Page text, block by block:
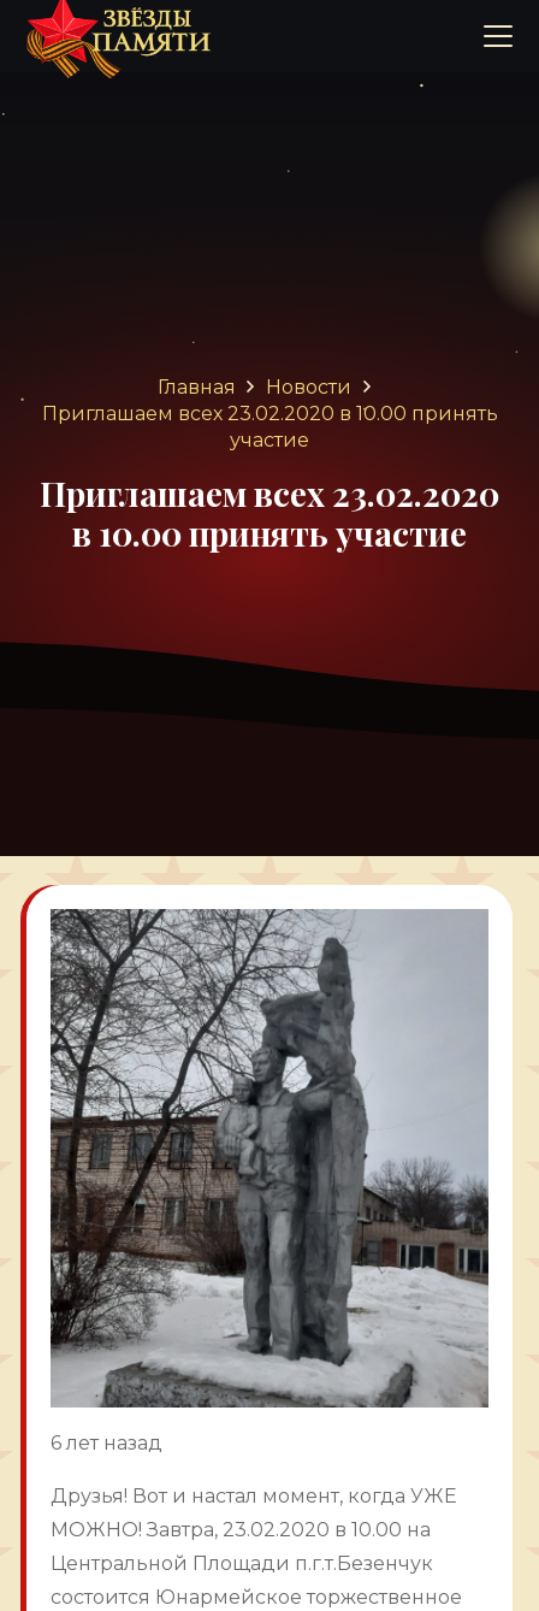
Главная
Новости
Приглашаем всех 23.02.2020 в 10.00 принять
участие
Приглашаем всех 23.02.2020
в 10.00 принять участие
6 лет назад
Друзья! Вот и настал момент, когда УЖЕ
МОЖНО! Завтра, 23.02.2020 в 10.00 на
Центральной Площади п.г.т.Безенчук
состоится Юнармейское торжественное